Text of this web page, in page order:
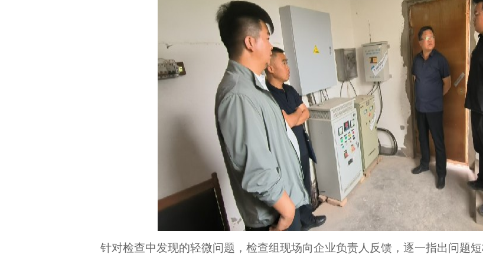
针对检查中发现的轻微问题，检查组现场向企业负责人反馈，逐一指出问题